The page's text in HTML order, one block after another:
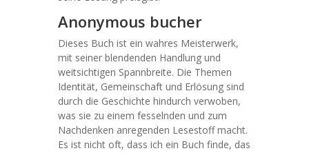
Anonymous bucher
Dieses Buch ist ein wahres Meisterwerk,
mit seiner blendenden Handlung und
weitsichtigen Spannbreite. Die Themen
Identität, Gemeinschaft und Erlösung sind
durch die Geschichte hindurch verwoben,
was sie zu einem fesselnden und zum
Nachdenken anregenden Lesestoff macht.
Es ist nicht oft, dass ich ein Buch finde, das